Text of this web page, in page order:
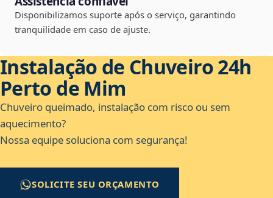
Disponibilizamos suporte após o serviço, garantindo
tranquilidade em caso de ajuste.
Instalação de Chuveiro 24h
Perto de Mim
Chuveiro queimado, instalação com risco ou sem
aquecimento?
Nossa equipe soluciona com segurança!
SOLICITE SEU ORÇAMENTO